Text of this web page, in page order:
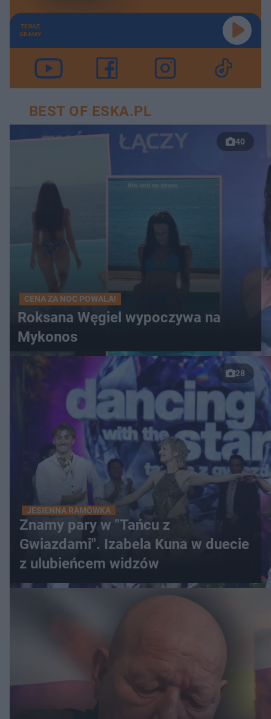
TERAZ
GRAMY
BEST OF ESKA.PL
40
CENA ZA NOC POWALA!
Roksana Węgiel wypoczywa na
Mykonos
28
JESIENNA RAMÓWKA
Znamy pary w "Tańcu z
Gwiazdami". Izabela Kuna w duecie
z ulubieńcem widzów